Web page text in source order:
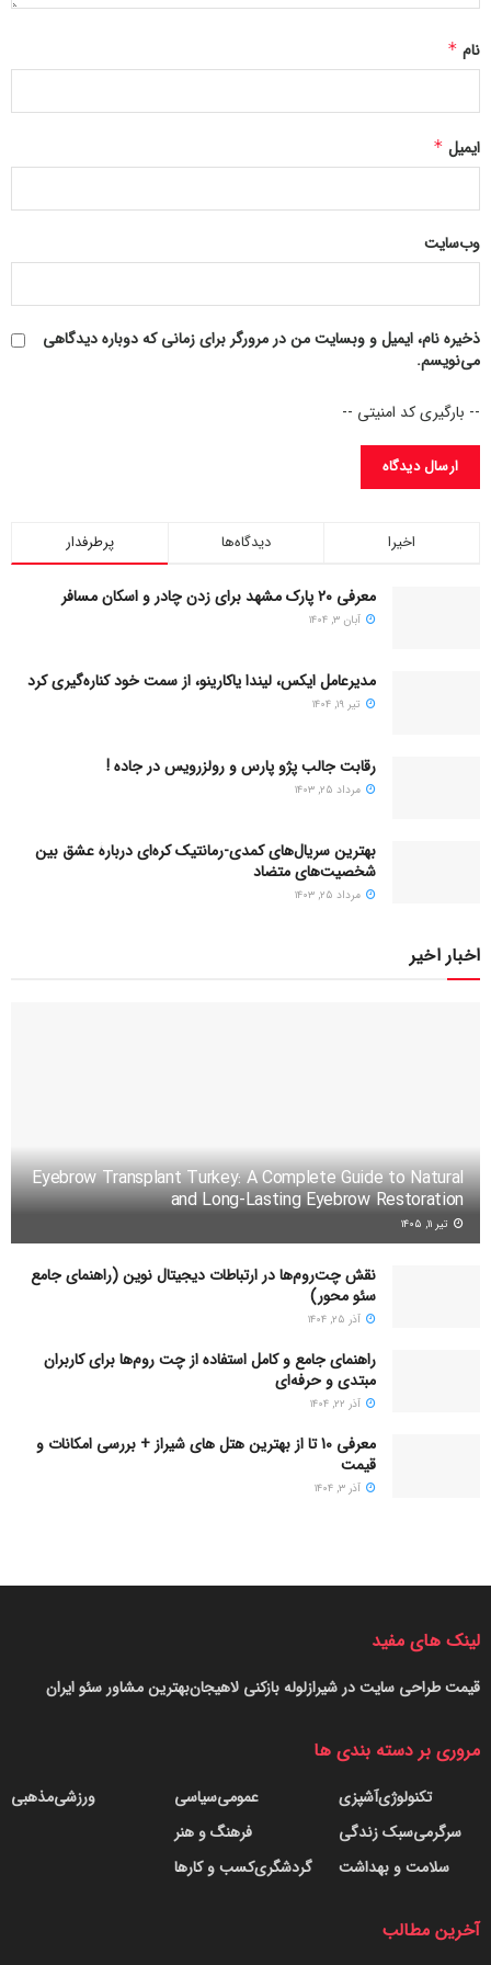
نام*
ایمیل*
وب‌سایت
ذخیره نام، ایمیل و وبسایت من در مرورگر برای زمانی که دوباره دیدگاهی
می‌نویسم.
-- بارگیری کد امنیتی --
پرطرفدار دیدگاه‌ها اخیرا
معرفی ۲۰ پارک مشهد برای زدن چادر و اسکان مسافر
آبان ۳, ۱۴۰۴
مدیرعامل ایکس، لیندا یاکارینو، از سمت خود کناره‌گیری کرد
تیر ۱۹, ۱۴۰۴
رقابت جالب پژو پارس و رولزرویس در جاده !
مرداد ۲۵, ۱۴۰۳
بهترین سریال‌های کمدی-رمانتیک کره‌ای دربارۀ عشق بین
شخصیت‌های متضاد
مرداد ۲۵, ۱۴۰۳
اخبار اخیر
Eyebrow Transplant Turkey: A Complete Guide to Natural
and Long-Lasting Eyebrow Restoration
تیر ۱۱, ۱۴۰۵
نقش چت‌روم‌ها در ارتباطات دیجیتال نوین (راهنمای جامع
سئو محور)
آذر ۲۵, ۱۴۰۴
راهنمای جامع و کامل استفاده از چت روم‌ها برای کاربران
مبتدی و حرفه‌ای
آذر ۲۲, ۱۴۰۴
معرفی 10 تا از بهترین هتل های شیراز + بررسی امکانات و
قیمت
آذر ۳, ۱۴۰۴
لینک های مفید
بهترین مشاور سئو ایرانلوله بازکنی لاهیجانقیمت طراحی سایت در شیراز
مروری بر دسته بندی ها
آشپزیتکنولوژی
سبک زندگیسرگرمی
سلامت و بهداشت
سیاسیعمومی
فرهنگ و هنر
کسب و کارهاگردشگری
مذهبیورزشی
آخرین مطالب